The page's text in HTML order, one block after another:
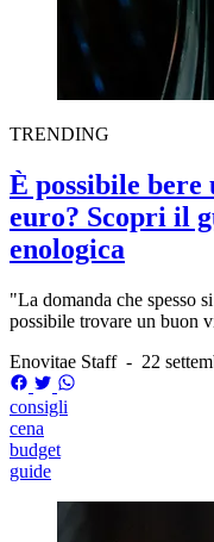
TRENDING
È possibile bere
euro? Scopri il
enologica
"La domanda che spesso
possibile trovare un buon
Enovitae Staff - 22
consigli
cena
budget
guide